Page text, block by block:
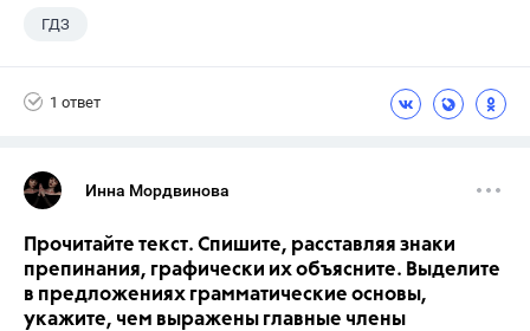
ГДЗ
1 ответ
Инна Мордвинова
Прочитайте текст. Спишите, расставляя знаки
препинания, графически их объясните. Выделите
в предложениях грамматические основы,
укажите, чем выражены главные члены